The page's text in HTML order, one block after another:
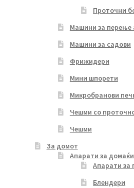
Проточни
Машини за перење
Машини за садови
Фрижидери
Мини шпорети
Микробранови
Чешми со
Чешми
За домот
Апарати за
Апарати за
Блендери